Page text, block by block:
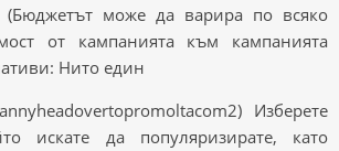
(Бюджетът може да варира по всяко
от кампанията към кампанията
Нито един
Изберете
искате да популяризирате, като